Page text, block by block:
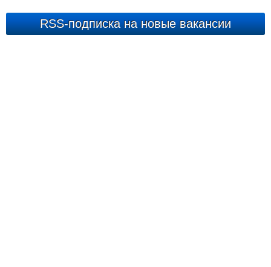
RSS-подписка на новые вакансии